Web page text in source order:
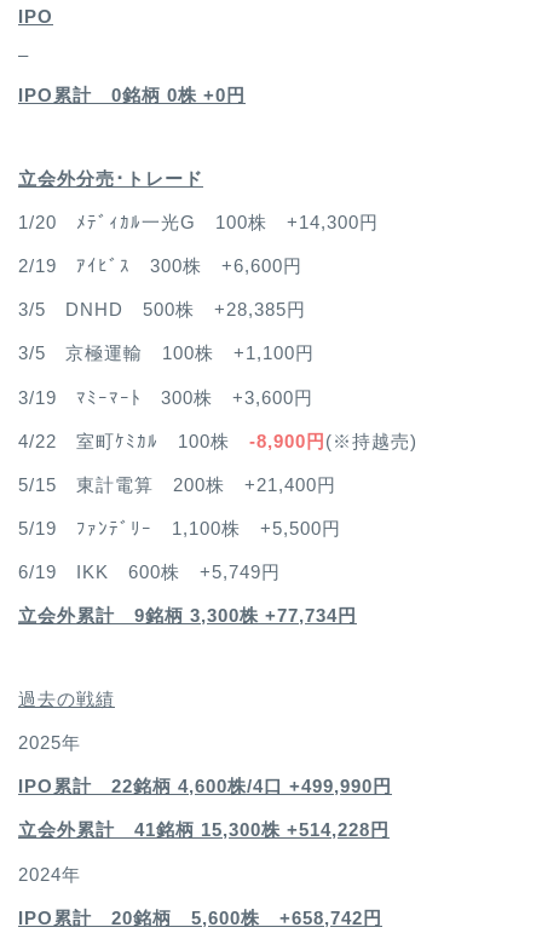
IPO
–
IPO累計 0銘柄 0株 +0円
立会外分売･トレード
1/20 ﾒﾃﾞｨｶﾙ一光G 100株 +14,300円
2/19 ｱｲﾋﾞｽ 300株 +6,600円
3/5 DNHD 500株 +28,385円
3/5 京極運輸 100株 +1,100円
3/19 ﾏﾐｰﾏｰﾄ 300株 +3,600円
4/22 室町ｹﾐｶﾙ 100株 -8,900円 (※持越売)
5/15 東計電算 200株 +21,400円
5/19 ﾌｧﾝﾃﾞﾘｰ 1,100株 +5,500円
6/19 IKK 600株 +5,749円
立会外累計 9銘柄 3,300株 +77,734円
過去の戦績
2025年
IPO累計 22銘柄 4,600株/4口 +499,990円
立会外累計 41銘柄 15,300株 +514,228円
2024年
IPO累計 20銘柄 5,600株 +658,742円